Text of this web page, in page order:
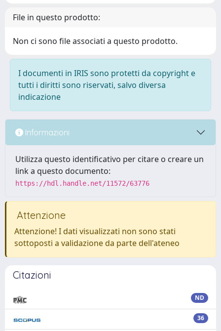
File in questo prodotto:
Non ci sono file associati a questo prodotto.
I documenti in IRIS sono protetti da copyright e
tutti i diritti sono riservati, salvo diversa
indicazione
Informazioni
Utilizza questo identificativo per citare o creare un
link a questo documento:
https://hdl.handle.net/11572/63776
Attenzione
Attenzione! I dati visualizzati non sono stati
sottoposti a validazione da parte dell'ateneo
Citazioni
ND
36